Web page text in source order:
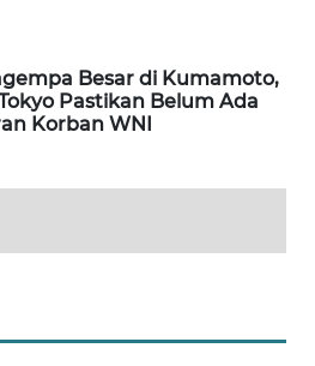
Besar di Kumamoto,
Pastikan Belum Ada
Korban WNI